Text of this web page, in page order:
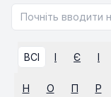
ВСІ I Є І
Н О П Р